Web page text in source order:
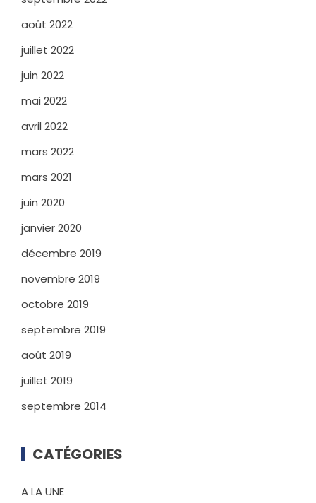
août 2022
juillet 2022
juin 2022
mai 2022
avril 2022
mars 2022
mars 2021
juin 2020
janvier 2020
décembre 2019
novembre 2019
octobre 2019
septembre 2019
août 2019
juillet 2019
septembre 2014
CATÉGORIES
A LA UNE